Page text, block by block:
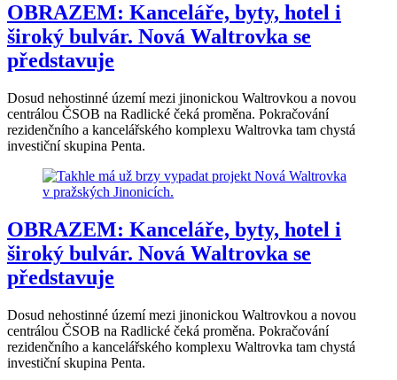
OBRAZEM: Kanceláře, byty, hotel i
široký bulvár. Nová Waltrovka se
představuje
Dosud nehostinné území mezi jinonickou Waltrovkou a novou
centrálou ČSOB na Radlické čeká proměna. Pokračování
rezidenčního a kancelářského komplexu Waltrovka tam chystá
investiční skupina Penta.
OBRAZEM: Kanceláře, byty, hotel i
široký bulvár. Nová Waltrovka se
představuje
Dosud nehostinné území mezi jinonickou Waltrovkou a novou
centrálou ČSOB na Radlické čeká proměna. Pokračování
rezidenčního a kancelářského komplexu Waltrovka tam chystá
investiční skupina Penta.